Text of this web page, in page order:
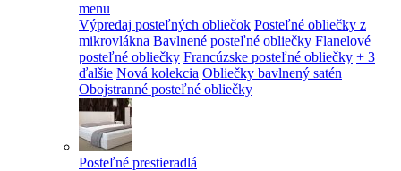
menu
Výpredaj posteľných obliečok Posteľné obliečky z
mikrovlákna Bavlnené posteľné obliečky Flanelové
posteľné obliečky Francúzske posteľné obliečky + 3
ďalšie Nová kolekcia Obliečky bavlnený satén
Obojstranné posteľné obliečky
Posteľné prestieradlá